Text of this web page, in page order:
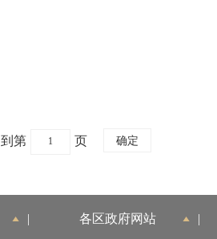
到第 页
| 各区政府网站 |